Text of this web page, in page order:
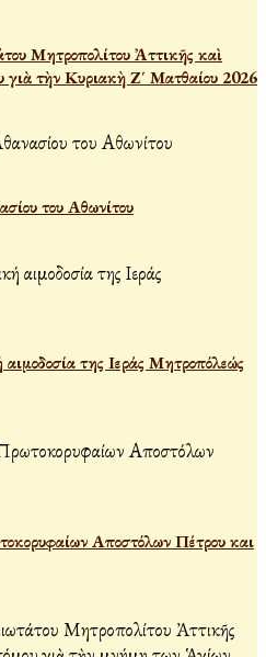
Μητροπολίτου Ἀττικῆς καὶ
γιὰ τὴν Κυριακὴ Ζ΄ Ματθαίου 2026
του Αθωνίτου
της Ιεράς Μητροπόλεώς
Αποστόλων Πέτρου και